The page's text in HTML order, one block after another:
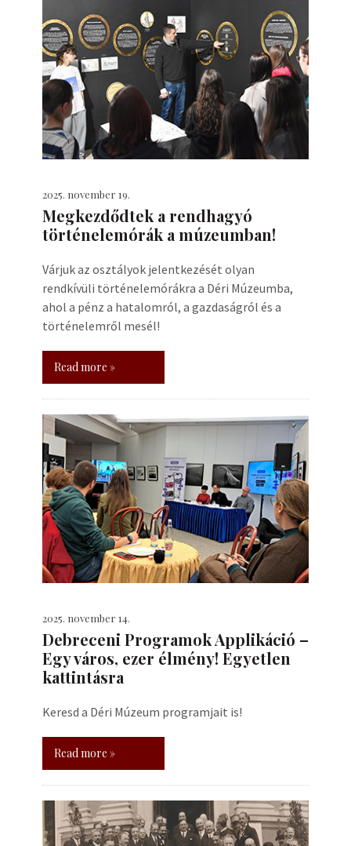
2025. november 19.
Megkezdődtek a rendhagyó
történelemórák a múzeumban!
Várjuk az osztályok jelentkezését olyan
rendkívüli történelemórákra a Déri Múzeumba,
ahol a pénz a hatalomról, a gazdaságról és a
történelemről mesél!
Read more »
2025. november 14.
Debreceni Programok Applikáció –
Egy város, ezer élmény! Egyetlen
kattintásra
Keresd a Déri Múzeum programjait is!
Read more »